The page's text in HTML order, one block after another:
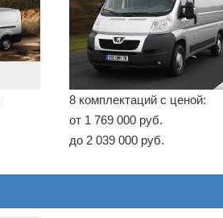
8 комплектаций с ценой:
от 1 769 000 руб.
до 2 039 000 руб.